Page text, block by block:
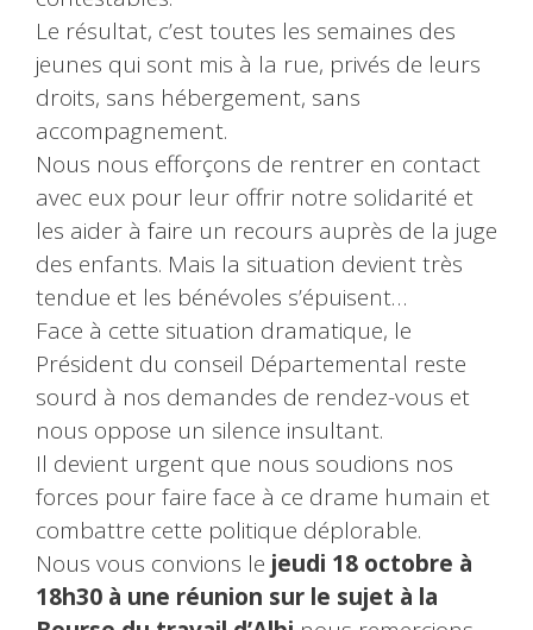
Le résultat, c’est toutes les semaines des
jeunes qui sont mis à la rue, privés de leurs
droits, sans hébergement, sans
accompagnement.
Nous nous efforçons de rentrer en contact
avec eux pour leur offrir notre solidarité et
les aider à faire un recours auprès de la juge
des enfants. Mais la situation devient très
tendue et les bénévoles s’épuisent…
Face à cette situation dramatique, le
Président du conseil Départemental reste
sourd à nos demandes de rendez-vous et
nous oppose un silence insultant.
Il devient urgent que nous soudions nos
forces pour faire face à ce drame humain et
combattre cette politique déplorable.
Nous vous convions le jeudi 18 octobre à
18h30 à une réunion sur le sujet à la